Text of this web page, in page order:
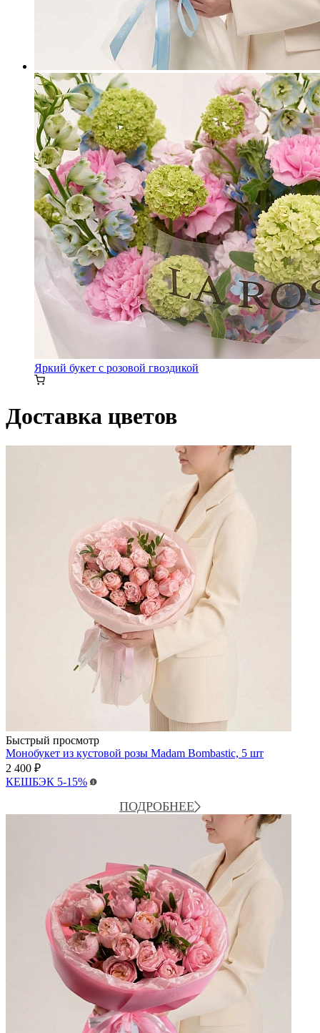
Яркий букет с розовой гвоздикой
Доставка цветов
Быстрый просмотр
Монобукет из кустовой розы Madam Bombastic, 5 шт
2 400 ₽
КЕШБЭК 5-15%
ПОДРОБНЕЕ